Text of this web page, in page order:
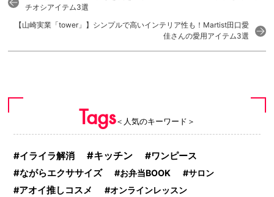
チオシアイテム3選
【山崎実業「tower」】シンプルで高いインテリア性も！Martist田口愛
佳さんの愛用アイテム3選
Tags＜人気のキーワード＞
イライラ解消 キッチン ワンピース
ながらエクササイズ お弁当BOOK サロン
アオイ推しコスメ
オンラインレッスン